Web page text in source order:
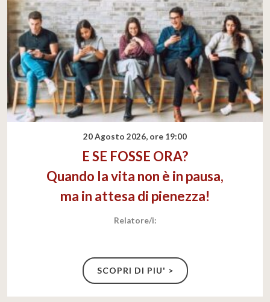
20 Agosto 2026, ore 19:00
E SE FOSSE ORA?
Quando la vita non è in pausa,
ma in attesa di pienezza!
Relatore/i:
SCOPRI DI PIU' >